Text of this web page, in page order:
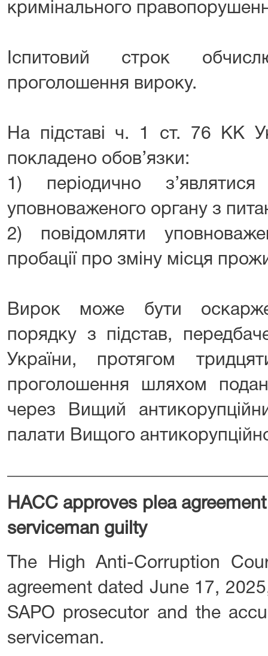
кримінального
Іспитовий строк
проголошення вироку.
На підставі ч. 1 ст. 76 КК
покладено обов’язки:
1) періодично
уповноваженого органу з
2) повідомляти
пробації про зміну місця
Вирок може бути
порядку з підстав,
України, протягом
проголошення шляхом
через Вищий
палати Вищого
HACC approves plea
serviceman guilty
The High Anti-Corruption
agreement dated June 17,
SAPO prosecutor and the
serviceman.